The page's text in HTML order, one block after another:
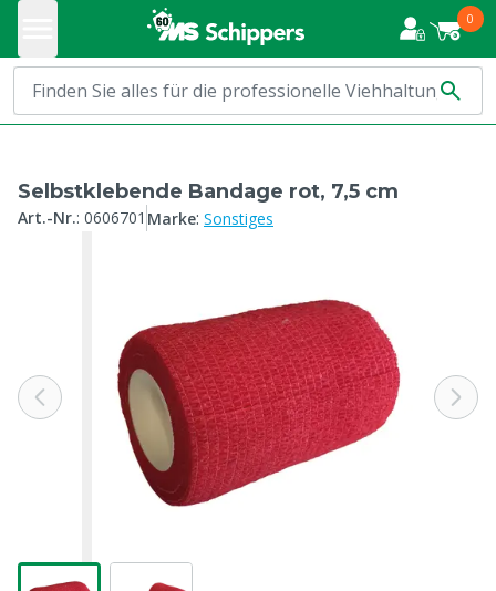
0
Selbstklebende Bandage rot, 7,5 cm
Art.-Nr.: 0606701 Marke: Sonstiges